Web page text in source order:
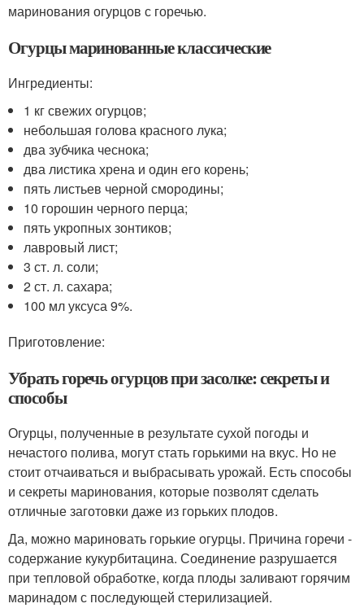
маринования огурцов с горечью.
Огурцы маринованные классические
Ингредиенты:
1 кг свежих огурцов;
небольшая голова красного лука;
два зубчика чеснока;
два листика хрена и один его корень;
пять листьев черной смородины;
10 горошин черного перца;
пять укропных зонтиков;
лавровый лист;
3 ст. л. соли;
2 ст. л. сахара;
100 мл уксуса 9%.
Приготовление:
Убрать горечь огурцов при засолке: секреты и
способы
Огурцы, полученные в результате сухой погоды и
нечастого полива, могут стать горькими на вкус. Но не
стоит отчаиваться и выбрасывать урожай. Есть способы
и секреты маринования, которые позволят сделать
отличные заготовки даже из горьких плодов.
Да, можно мариновать горькие огурцы. Причина горечи -
содержание кукурбитацина. Соединение разрушается
при тепловой обработке, когда плоды заливают горячим
маринадом с последующей стерилизацией.